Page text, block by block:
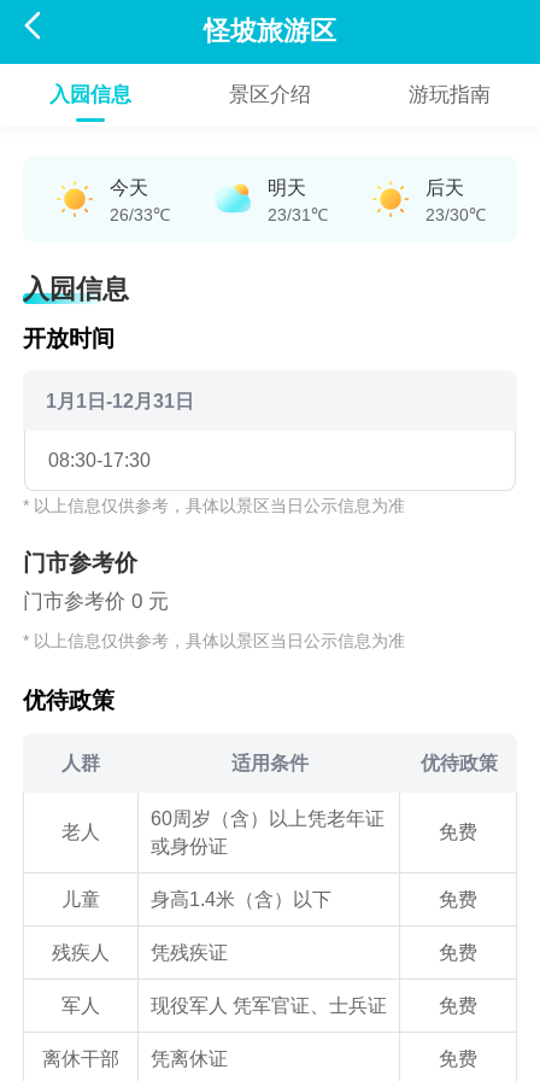
 怪坡旅游区
入园信息 景区介绍 游玩指南
今天
26/33℃
明天
23/31℃
后天
23/30℃
入园信息
开放时间
1月1日-12月31日
08:30-17:30
* 以上信息仅供参考，具体以景区当日公示信息为准
门市参考价
门市参考价 0 元
* 以上信息仅供参考，具体以景区当日公示信息为准
优待政策
人群 适用条件 优待政策
老人
60周岁（含）以上凭老年证
或身份证
免费
儿童 身高1.4米（含）以下 免费
残疾人 凭残疾证 免费
军人 现役军人 凭军官证、士兵证 免费
离休干部 凭离休证 免费